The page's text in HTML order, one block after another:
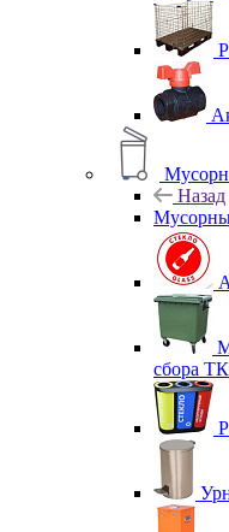
Назад
сбора